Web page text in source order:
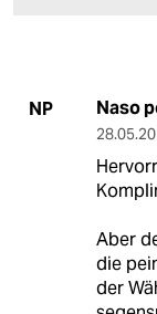
NP Naso
Aber
die
der